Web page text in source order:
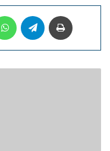
WhatsAppTelegram